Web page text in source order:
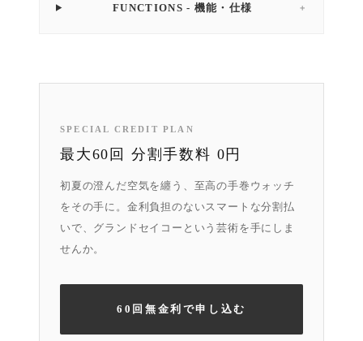
FUNCTIONS - 機能・仕様 ＋
SPECIAL CREDIT PLAN
最大60回 分割手数料 0円
初夏の澄んだ空気を纏う、至高の手巻ウォッチ
をその手に。金利負担のないスマートな分割払
いで、グランドセイコーという芸術を手にしま
せんか。
60回無金利で申し込む